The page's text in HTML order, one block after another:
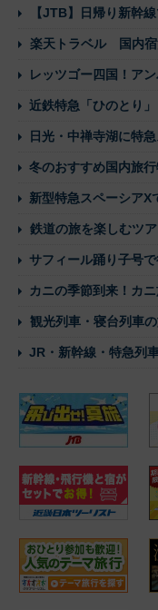
【JTB】日帰り新幹
楽天トラベル 国内
レッツゴー四国！ア
近鉄特急「ひのとり」
日光・中禅寺湖に特
冬のおすすめ国内旅
新型特急スペーシアX
鉄道の旅を楽しむツ
サフィール踊り子号
カニの季節到来！カニ
観光列車・寝台列車
JR・新幹線・特急列